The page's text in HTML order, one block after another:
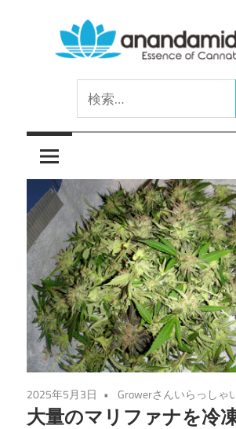
プ
Cannabinoid
索:
2025年5月3日 Growerさんいらっしゃ
大量のマリファナを冷